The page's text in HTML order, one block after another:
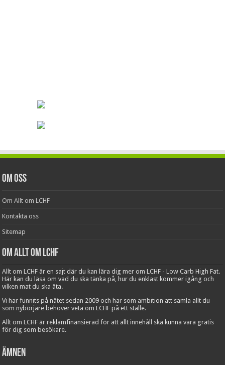
Om oss
Om Allt om LCHF
Kontakta oss
Sitemap
Om Allt om LCHF
Allt om LCHF är en sajt där du kan lära dig mer om LCHF - Low Carb High Fat.
Här kan du läsa om vad du ska tänka på, hur du enklast kommer igång och
vilken mat du ska äta.
Vi har funnits på nätet sedan 2009 och har som ambition att samla allt du
som nybörjare behöver veta om LCHF på ett ställe.
Allt om LCHF är reklamfinansierad för att allt innehåll ska kunna vara gratis
för dig som besökare.
Ämnen